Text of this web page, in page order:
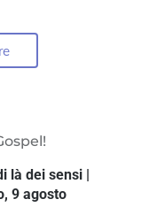
là dei sensi |
9 agosto